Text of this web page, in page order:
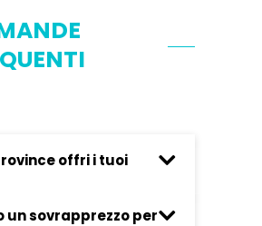
offri i tuoi
un sovrapprezzo per